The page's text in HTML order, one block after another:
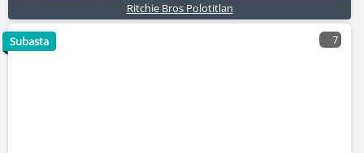
Ritchie Bros Polotitlan
7
Subasta